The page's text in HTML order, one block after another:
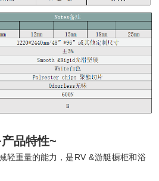
品特性~
轻重量的能力，是RV &游艇橱柜和浴